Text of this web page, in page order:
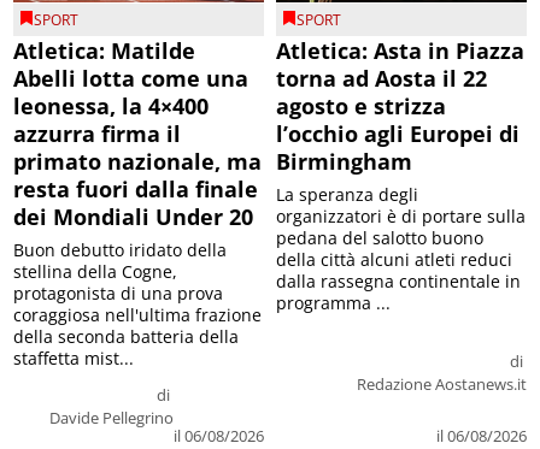
SPORT
Atletica: Matilde
Abelli lotta come una
leonessa, la 4×400
azzurra firma il
primato nazionale, ma
resta fuori dalla finale
dei Mondiali Under 20
di
Davide Pellegrino
il 06/08/2026
Buon debutto iridato della
stellina della Cogne,
protagonista di una prova
coraggiosa nell'ultima frazione
della seconda batteria della
staffetta mist...
SPORT
Atletica: Asta in Piazza
torna ad Aosta il 22
agosto e strizza
l’occhio agli Europei di
Birmingham
di
Redazione Aostanews.it
il 06/08/2026
La speranza degli
organizzatori è di portare sulla
pedana del salotto buono
della città alcuni atleti reduci
dalla rassegna continentale in
programma ...